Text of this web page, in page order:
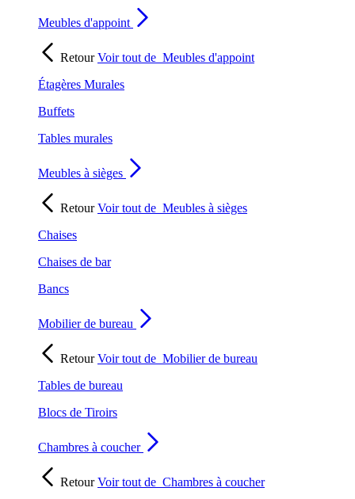
Meubles d'appoint
RetourVoir tout de Meubles d'appoint
Étagères Murales
Buffets
Tables murales
Meubles à sièges
RetourVoir tout de Meubles à sièges
Chaises
Chaises de bar
Bancs
Mobilier de bureau
RetourVoir tout de Mobilier de bureau
Tables de bureau
Blocs de Tiroirs
Chambres à coucher
RetourVoir tout de Chambres à coucher